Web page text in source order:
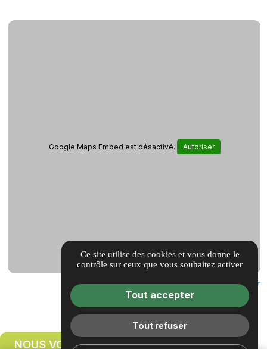
NOUS VOUS RAPPELONS
Google Maps Embed est désactivé. Autoriser
Ce site utilise des cookies et vous donne le
contrôle sur ceux que vous souhaitez activer
Tout accepter
Tout refuser